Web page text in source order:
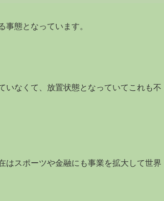
態となっています。
いなくて、放置状態となっていてこれも不
はスポーツや金融にも事業を拡大して世界